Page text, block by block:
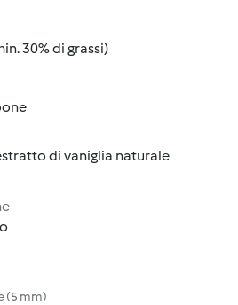
30% di grassi)
di vaniglia naturale
(5 mm)